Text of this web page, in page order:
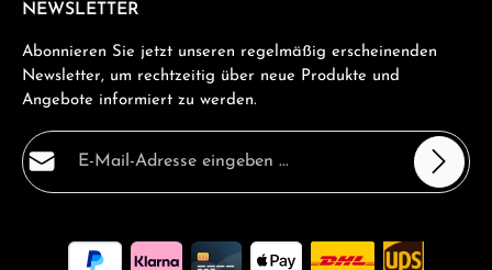
NEWSLETTER
Abonnieren Sie jetzt unseren regelmäßig erscheinenden
Newsletter, um rechtzeitig über neue Produkte und
Angebote informiert zu werden.
E-Mail-Adresse*
Ich habe die
Datenschutzbestimmungen
zur Kenntnis
Pflichtfelder.